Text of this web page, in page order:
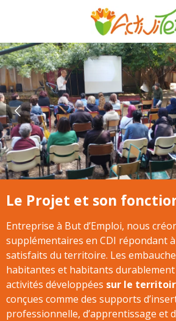
contenu
principal
Le Projet et son
Entreprise à But d’Emploi, nous
supplémentaires en CDI répondant
satisfaits du territoire. Les
habitantes et habitants durablement
activités développées sur le
conçues comme des supports
professionnelle, d’apprentissage et